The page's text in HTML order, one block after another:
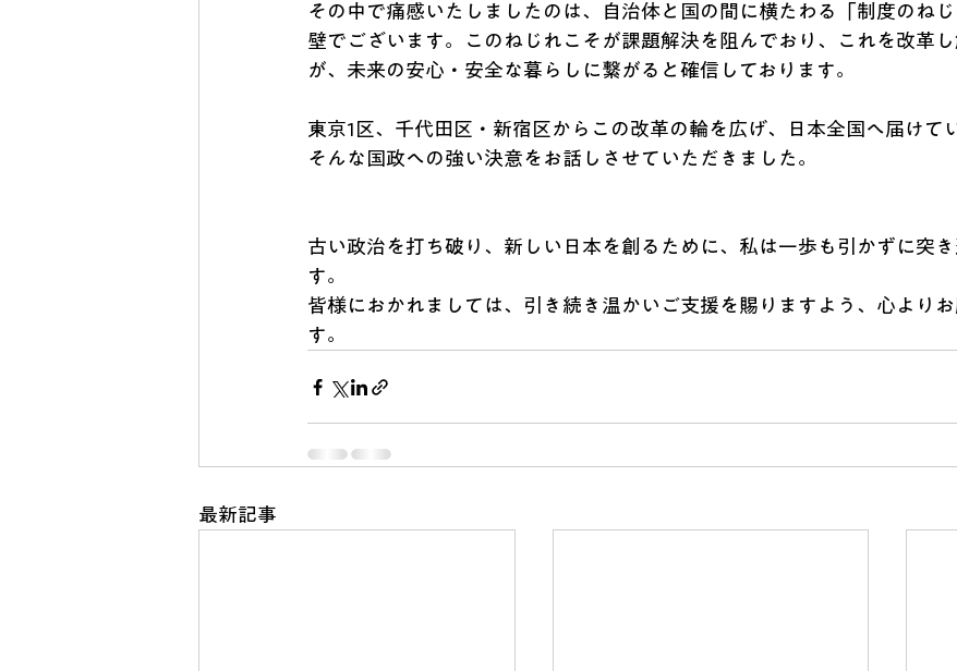
その中で痛感いたしましたのは、自治体と国の間に横たわる「制度のね
壁でございます。このねじれこそが課題解決を阻んでおり、これを改革
が、未来の安心・安全な暮らしに繋がると確信しております。
東京1区、千代田区・新宿区からこの改革の輪を広げ、日本全国へ届けて
そんな国政への強い決意をお話しさせていただきました。
古い政治を打ち破り、新しい日本を創るために、私は一歩も引かずに突
す。
皆様におかれましては、引き続き温かいご支援を賜りますよう、心より
す。
最新記事